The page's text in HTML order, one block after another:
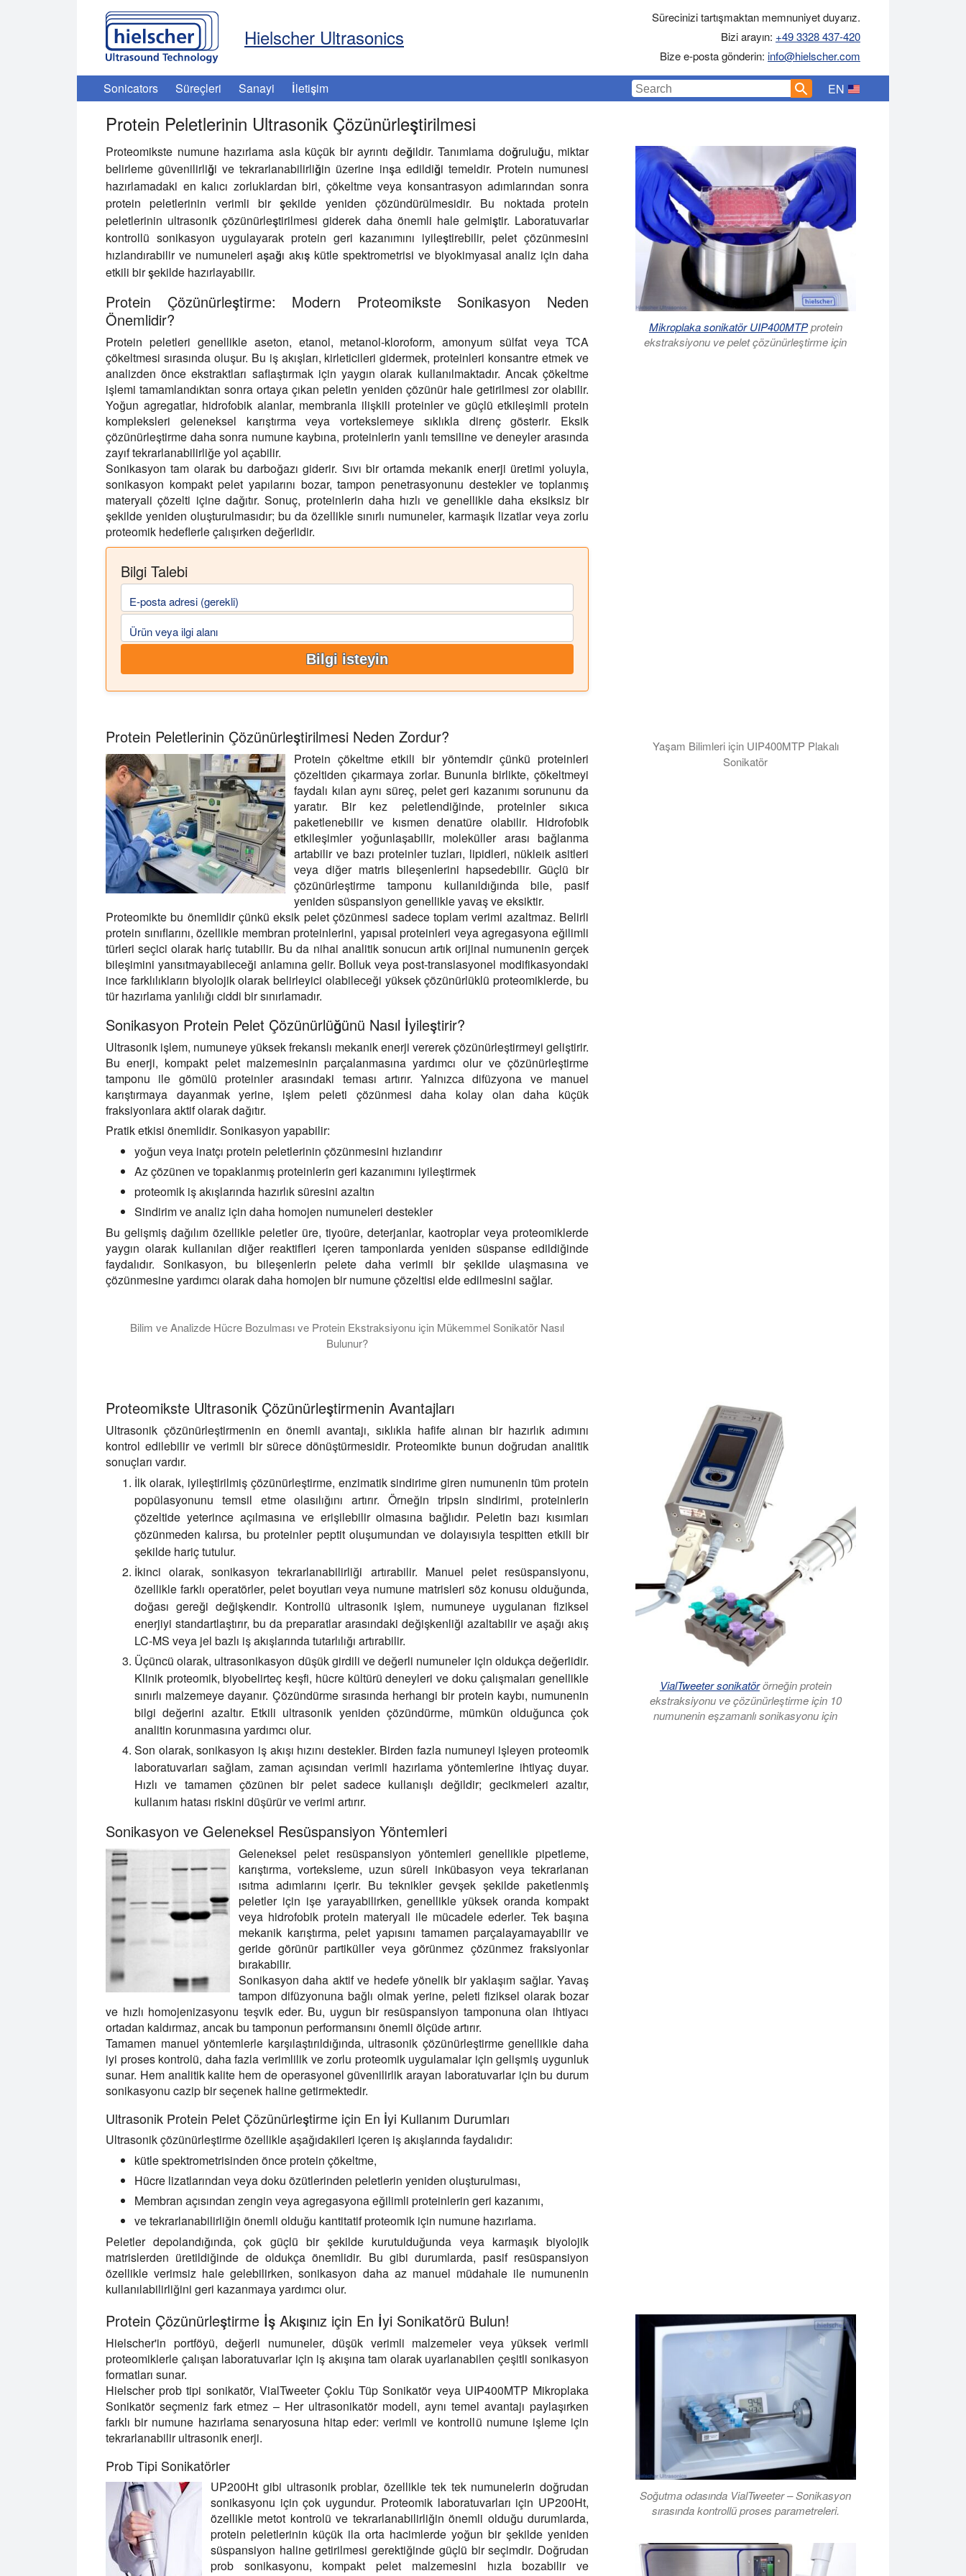
Hielscher Ultrasonics
Sürecinizi tartışmaktan memnuniyet duyarız.
Bizi arayın: +49 3328 437-420
Bize e-posta gönderin: info@hielscher.com
Sonicators Süreçleri Sanayi İletişim EN
Protein Peletlerinin Ultrasonik Çözünürleştirilmesi
Proteomikste numune hazırlama asla küçük bir ayrıntı değildir. Tanımlama doğruluğu, miktar
belirleme güvenilirliği ve tekrarlanabilirliğin üzerine inşa edildiği temeldir. Protein numunesi
hazırlamadaki en kalıcı zorluklardan biri, çökeltme veya konsantrasyon adımlarından sonra
protein peletlerinin verimli bir şekilde yeniden çözündürülmesidir. Bu noktada protein
peletlerinin ultrasonik çözünürleştirilmesi giderek daha önemli hale gelmiştir. Laboratuvarlar
kontrollü sonikasyon uygulayarak protein geri kazanımını iyileştirebilir, pelet çözünmesini
hızlandırabilir ve numuneleri aşağı akış kütle spektrometrisi ve biyokimyasal analiz için daha
etkili bir şekilde hazırlayabilir.
Protein Çözünürleştirme: Modern Proteomikste Sonikasyon Neden
Önemlidir?
Protein peletleri genellikle aseton, etanol, metanol-kloroform, amonyum sülfat veya TCA
çökeltmesi sırasında oluşur. Bu iş akışları, kirleticileri gidermek, proteinleri konsantre etmek ve
analizden önce ekstraktları saflaştırmak için yaygın olarak kullanılmaktadır. Ancak çökeltme
işlemi tamamlandıktan sonra ortaya çıkan peletin yeniden çözünür hale getirilmesi zor olabilir.
Yoğun agregatlar, hidrofobik alanlar, membranla ilişkili proteinler ve güçlü etkileşimli protein
kompleksleri geleneksel karıştırma veya vortekslemeye sıklıkla direnç gösterir. Eksik
çözünürleştirme daha sonra numune kaybına, proteinlerin yanlı temsiline ve deneyler arasında
zayıf tekrarlanabilirliğe yol açabilir.
Sonikasyon tam olarak bu darboğazı giderir. Sıvı bir ortamda mekanik enerji üretimi yoluyla,
sonikasyon kompakt pelet yapılarını bozar, tampon penetrasyonunu destekler ve toplanmış
materyali çözelti içine dağıtır. Sonuç, proteinlerin daha hızlı ve genellikle daha eksiksiz bir
şekilde yeniden oluşturulmasıdır; bu da özellikle sınırlı numuneler, karmaşık lizatlar veya zorlu
proteomik hedeflerle çalışırken değerlidir.
Bilgi Talebi
E-posta adresi (gerekli)
Ürün veya ilgi alanı
Bilgi isteyin
Mikroplaka sonikatör UIP400MTPprotein
ekstraksiyonu ve pelet çözünürleştirme için
Protein Peletlerinin Çözünürleştirilmesi Neden Zordur?
Protein çökeltme etkili bir yöntemdir çünkü proteinleri
çözeltiden çıkarmaya zorlar. Bununla birlikte, çökeltmeyi
faydalı kılan aynı süreç, pelet geri kazanımı sorununu da
yaratır. Bir kez peletlendiğinde, proteinler sıkıca
paketlenebilir ve kısmen denatüre olabilir. Hidrofobik
etkileşimler yoğunlaşabilir, moleküller arası bağlanma
artabilir ve bazı proteinler tuzları, lipidleri, nükleik asitleri
veya diğer matris bileşenlerini hapsedebilir. Güçlü bir
çözünürleştirme tamponu kullanıldığında bile, pasif
yeniden süspansiyon genellikle yavaş ve eksiktir.
Proteomikte bu önemlidir çünkü eksik pelet çözünmesi sadece toplam verimi azaltmaz. Belirli
protein sınıflarını, özellikle membran proteinlerini, yapısal proteinleri veya agregasyona eğilimli
türleri seçici olarak hariç tutabilir. Bu da nihai analitik sonucun artık orijinal numunenin gerçek
bileşimini yansıtmayabileceği anlamına gelir. Bolluk veya post-translasyonel modifikasyondaki
ince farklılıkların biyolojik olarak belirleyici olabileceği yüksek çözünürlüklü proteomiklerde, bu
tür hazırlama yanlılığı ciddi bir sınırlamadır.
Sonikasyon Protein Pelet Çözünürlüğünü Nasıl İyileştirir?
Ultrasonik işlem, numuneye yüksek frekanslı mekanik enerji vererek çözünürleştirmeyi geliştirir.
Bu enerji, kompakt pelet malzemesinin parçalanmasına yardımcı olur ve çözünürleştirme
tamponu ile gömülü proteinler arasındaki teması artırır. Yalnızca difüzyona ve manuel
karıştırmaya dayanmak yerine, işlem peleti çözünmesi daha kolay olan daha küçük
fraksiyonlara aktif olarak dağıtır.
Pratik etkisi önemlidir. Sonikasyon yapabilir:
yoğun veya inatçı protein peletlerinin çözünmesini hızlandırır
Az çözünen ve topaklanmış proteinlerin geri kazanımını iyileştirmek
proteomik iş akışlarında hazırlık süresini azaltın
Sindirim ve analiz için daha homojen numuneleri destekler
Bu gelişmiş dağılım özellikle peletler üre, tiyoüre, deterjanlar, kaotroplar veya proteomiklerde
yaygın olarak kullanılan diğer reaktifleri içeren tamponlarda yeniden süspanse edildiğinde
faydalıdır. Sonikasyon, bu bileşenlerin pelete daha verimli bir şekilde ulaşmasına ve
çözünmesine yardımcı olarak daha homojen bir numune çözeltisi elde edilmesini sağlar.
Bilim ve Analizde Hücre Bozulması ve Protein Ekstraksiyonu için Mükemmel Sonikatör Nasıl
Bulunur?
Yaşam Bilimleri için UIP400MTP Plakalı
Sonikatör
Proteomikste Ultrasonik Çözünürleştirmenin Avantajları
Ultrasonik çözünürleştirmenin en önemli avantajı, sıklıkla hafife alınan bir hazırlık adımını
kontrol edilebilir ve verimli bir sürece dönüştürmesidir. Proteomikte bunun doğrudan analitik
sonuçları vardır.
İlk olarak, iyileştirilmiş çözünürleştirme, enzimatik sindirime giren numunenin tüm protein
popülasyonunu temsil etme olasılığını artırır. Örneğin tripsin sindirimi, proteinlerin
çözeltide yeterince açılmasına ve erişilebilir olmasına bağlıdır. Peletin bazı kısımları
çözünmeden kalırsa, bu proteinler peptit oluşumundan ve dolayısıyla tespitten etkili bir
şekilde hariç tutulur.
İkinci olarak, sonikasyon tekrarlanabilirliği artırabilir. Manuel pelet resüspansiyonu,
özellikle farklı operatörler, pelet boyutları veya numune matrisleri söz konusu olduğunda,
doğası gereği değişkendir. Kontrollü ultrasonik işlem, numuneye uygulanan fiziksel
enerjiyi standartlaştırır, bu da preparatlar arasındaki değişkenliği azaltabilir ve aşağı akış
LC-MS veya jel bazlı iş akışlarında tutarlılığı artırabilir.
Üçüncü olarak, ultrasonikasyon düşük girdili ve değerli numuneler için oldukça değerlidir.
Klinik proteomik, biyobelirteç keşfi, hücre kültürü deneyleri ve doku çalışmaları genellikle
sınırlı malzemeye dayanır. Çözündürme sırasında herhangi bir protein kaybı, numunenin
bilgi değerini azaltır. Etkili ultrasonik yeniden çözündürme, mümkün olduğunca çok
analitin korunmasına yardımcı olur.
Son olarak, sonikasyon iş akışı hızını destekler. Birden fazla numuneyi işleyen proteomik
laboratuvarları sağlam, zaman açısından verimli hazırlama yöntemlerine ihtiyaç duyar.
Hızlı ve tamamen çözünen bir pelet sadece kullanışlı değildir; gecikmeleri azaltır,
kullanım hatası riskini düşürür ve verimi artırır.
Sonikasyon ve Geleneksel Resüspansiyon Yöntemleri
Geleneksel pelet resüspansiyon yöntemleri genellikle pipetleme,
karıştırma, vorteksleme, uzun süreli inkübasyon veya tekrarlanan
ısıtma adımlarını içerir. Bu teknikler gevşek şekilde paketlenmiş
peletler için işe yarayabilirken, genellikle yüksek oranda kompakt
veya hidrofobik protein materyali ile mücadele ederler. Tek başına
mekanik karıştırma, pelet yapısını tamamen parçalayamayabilir ve
geride görünür partiküller veya görünmez çözünmez fraksiyonlar
bırakabilir.
Sonikasyon daha aktif ve hedefe yönelik bir yaklaşım sağlar. Yavaş
tampon difüzyonuna bağlı olmak yerine, peleti fiziksel olarak bozar
ve hızlı homojenizasyonu teşvik eder. Bu, uygun bir resüspansiyon tamponuna olan ihtiyacı
ortadan kaldırmaz, ancak bu tamponun performansını önemli ölçüde artırır.
Tamamen manuel yöntemlerle karşılaştırıldığında, ultrasonik çözünürleştirme genellikle daha
iyi proses kontrolü, daha fazla verimlilik ve zorlu proteomik uygulamalar için gelişmiş uygunluk
sunar. Hem analitik kalite hem de operasyonel güvenilirlik arayan laboratuvarlar için bu durum
sonikasyonu cazip bir seçenek haline getirmektedir.
Ultrasonik Protein Pelet Çözünürleştirme için En İyi Kullanım Durumları
Ultrasonik çözünürleştirme özellikle aşağıdakileri içeren iş akışlarında faydalıdır:
kütle spektrometrisinden önce protein çökeltme,
Hücre lizatlarından veya doku özütlerinden peletlerin yeniden oluşturulması,
Membran açısından zengin veya agregasyona eğilimli proteinlerin geri kazanımı,
ve tekrarlanabilirliğin önemli olduğu kantitatif proteomik için numune hazırlama.
Peletler depolandığında, çok güçlü bir şekilde kurutulduğunda veya karmaşık biyolojik
matrislerden üretildiğinde de oldukça önemlidir. Bu gibi durumlarda, pasif resüspansiyon
özellikle verimsiz hale gelebilirken, sonikasyon daha az manuel müdahale ile numunenin
kullanılabilirliğini geri kazanmaya yardımcı olur.
VialTweeter sonikatörörneğin protein
ekstraksiyonu ve çözünürleştirme için 10
numunenin eşzamanlı sonikasyonu için
Protein Çözünürleştirme İş Akışınız için En İyi Sonikatörü Bulun!
Hielscher'in portföyü, değerli numuneler, düşük verimli malzemeler veya yüksek verimli
proteomiklerle çalışan laboratuvarlar için iş akışına tam olarak uyarlanabilen çeşitli sonikasyon
formatları sunar.
Hielscher prob tipi sonikatör, VialTweeter Çoklu Tüp Sonikatör veya UIP400MTP Mikroplaka
Sonikatör seçmeniz fark etmez – Her ultrasonikatör modeli, aynı temel avantajı paylaşırken
farklı bir numune hazırlama senaryosuna hitap eder: verimli ve kontrollü numune işleme için
tekrarlanabilir ultrasonik enerji.
Prob Tipi Sonikatörler
UP200Ht gibi ultrasonik problar, özellikle tek tek numunelerin doğrudan
sonikasyonu için çok uygundur. Proteomik laboratuvarları için UP200Ht,
özellikle metot kontrolü ve tekrarlanabilirliğin önemli olduğu durumlarda,
protein peletlerinin küçük ila orta hacimlerde yoğun bir şekilde yeniden
süspansiyon haline getirilmesi gerektiğinde güçlü bir seçimdir. Doğrudan
prob sonikasyonu, kompakt pelet malzemesini hızla bozabilir ve
Soğutma odasında VialTweeter – Sonikasyon
sırasında kontrollü proses parametreleri.